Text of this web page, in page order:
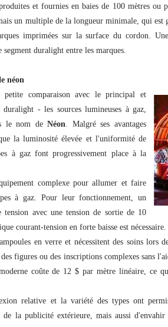
et fournies en baies de 100 mètres ou
un multiple de la longueur minimale, qui est
imprimées sur la surface du cordon.
duralight entre les marques.
néon
petite comparaison avec le principal et
- les sources lumineuses à gaz,
le nom deNéon. Malgré ses avantages
la luminosité élevée et l'uniformité de
à gaz font progressivement place à la
complexe pour allumer et faire
à gaz. Pour leur fonctionnement, un
tension avec une tension de sortie de 10
courant-tension en forte baisse est nécessaire.
en verre et nécessitent des soins lors
figures ou des inscriptions complexes sans
coûte de 12 $ par mètre linéaire, ce
relative et la variété des types ont
de la publicité extérieure, mais aussi